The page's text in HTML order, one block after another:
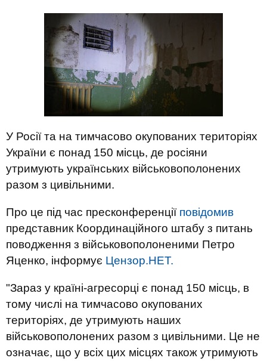
У Росії та на тимчасово окупованих територіях
України є понад 150 місць, де росіяни
утримують українських військовополонених
разом з цивільними.
Про це під час пресконференції повідомив
представник Координаційного штабу з питань
поводження з військовополоненими Петро
Яценко, інформує Цензор.НЕТ.
"Зараз у країні-агресорці є понад 150 місць, в
тому числі на тимчасово окупованих
територіях, де утримують наших
військовополонених разом з цивільними. Це не
означає, що у всіх цих місцях також утримують